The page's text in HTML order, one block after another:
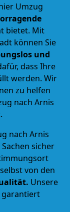
Umzug
bietet. Mit
können Sie
und
dass Ihre
werden. Wir
zu helfen
nach Arnis
nach Arnis
sicher
von den
. Unsere
garantiert